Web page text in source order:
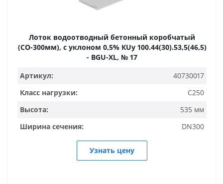
Лоток водоотводный бетонный коробчатый
(СО-300мм), с уклоном 0,5% КUу 100.44(30).53,5(46,5)
- BGU-XL, № 17
Артикул:
40730017
Класс нагрузки:
C250
Высота:
535 мм
Ширина сечения:
DN300
Узнать цену